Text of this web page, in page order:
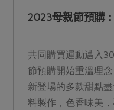
2023母親節預購
共同購買運動邁入
節預購開始重溫理
新登場的多款甜點
料製作，色香味美